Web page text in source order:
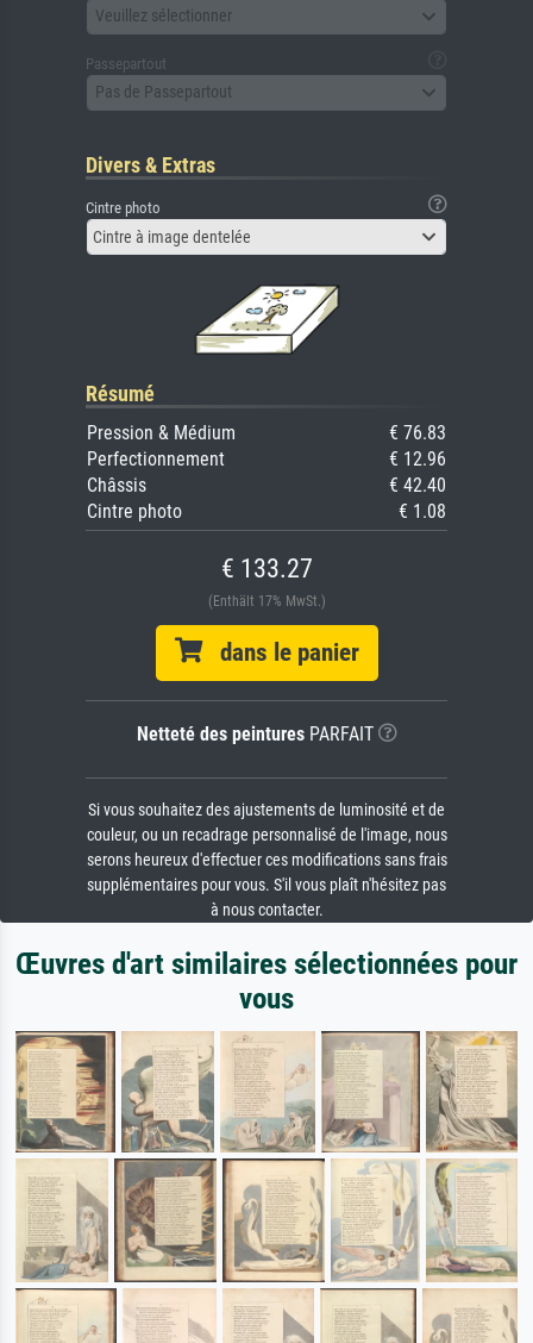
Veuillez sélectionner
Passepartout
Pas de Passepartout
Divers & Extras
Cintre photo
Cintre à image dentelée
Résumé
Pression & Médium
€ 76.83
Perfectionnement
€ 12.96
Châssis
€ 42.40
Cintre photo
€ 1.08
€ 133.27
(Enthält 17% MwSt.)
dans le panier
Netteté des peinturesPARFAIT
Si vous souhaitez des ajustements de luminosité et de
couleur, ou un recadrage personnalisé de l'image, nous
serons heureux d'effectuer ces modifications sans frais
supplémentaires pour vous. S'il vous plaît n'hésitez pas
à nous contacter.
Œuvres d'art similaires sélectionnées pour
vous